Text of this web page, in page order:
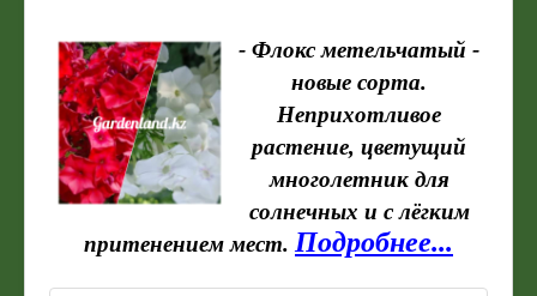
- Флокс метельчатый -
новые сорта.
Неприхотливое
растение, цветущий
многолетник для
солнечных и с лёгким
притенением мест. Подробнее...